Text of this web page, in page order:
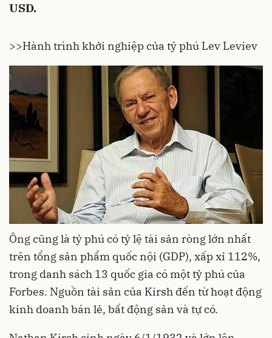
USD.
>>Hành trình khởi nghiệp của tỷ phú Lev Leviev
Ông cũng là tỷ phú có tỷ lệ tài sản ròng lớn nhất
trên tổng sản phẩm quốc nội (GDP), xấp xỉ 112%,
trong danh sách 13 quốc gia có một tỷ phú của
Forbes. Nguồn tài sản của Kirsh đến từ hoạt động
kinh doanh bán lẻ, bất động sản và tự có.